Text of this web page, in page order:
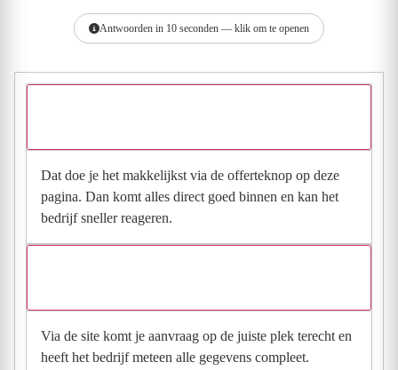
Antwoorden in 10 seconden — klik om te openen
Dat doe je het makkelijkst via de offerteknop op deze
pagina. Dan komt alles direct goed binnen en kan het
bedrijf sneller reageren.
Via de site komt je aanvraag op de juiste plek terecht en
heeft het bedrijf meteen alle gegevens compleet.